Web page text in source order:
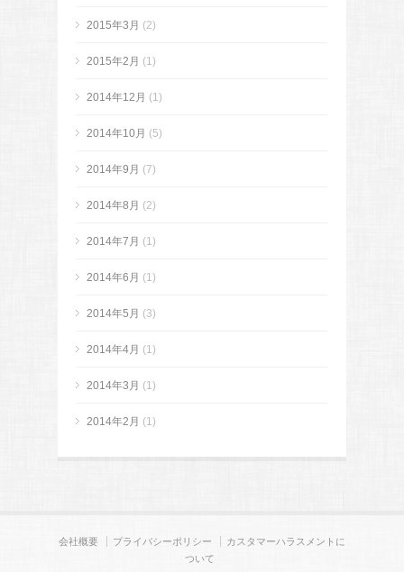
2015年3月 (2)
2015年2月 (1)
2014年12月 (1)
2014年10月 (5)
2014年9月 (7)
2014年8月 (2)
2014年7月 (1)
2014年6月 (1)
2014年5月 (3)
2014年4月 (1)
2014年3月 (1)
2014年2月 (1)
会社概要 プライバシーポリシー
カスタマーハラスメントに
ついて